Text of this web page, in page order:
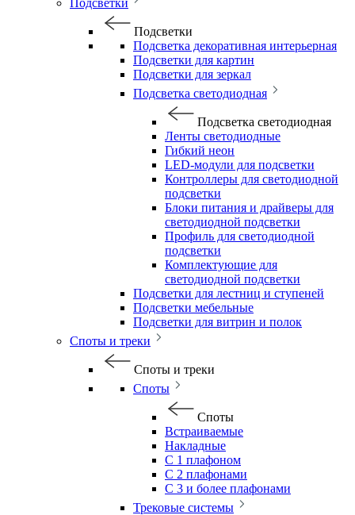
Подсветки
Подсветки
Подсветка декоративная интерьерная
Подсветки для картин
Подсветки для зеркал
Подсветка светодиодная
Подсветка светодиодная
Ленты светодиодные
Гибкий неон
LED-модули для подсветки
Контроллеры для светодиодной
подсветки
Блоки питания и драйверы для
светодиодной подсветки
Профиль для светодиодной
подсветки
Комплектующие для
светодиодной подсветки
Подсветки для лестниц и ступеней
Подсветки мебельные
Подсветки для витрин и полок
Споты и треки
Споты и треки
Споты
Споты
Встраиваемые
Накладные
С 1 плафоном
С 2 плафонами
С 3 и более плафонами
Трековые системы